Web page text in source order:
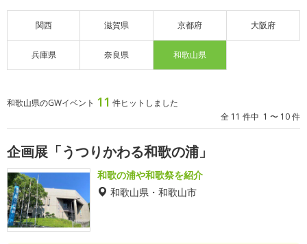
関西 滋賀県 京都府 大阪府
兵庫県 奈良県 和歌山県
和歌山県のGWイベント 11 件ヒットしました
全 11 件中 1 〜 10 件
企画展「うつりかわる和歌の浦」
和歌の浦や和歌祭を紹介
和歌山県・和歌山市